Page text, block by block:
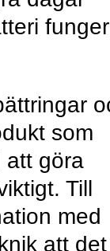
som
att göra
Till
med
att det